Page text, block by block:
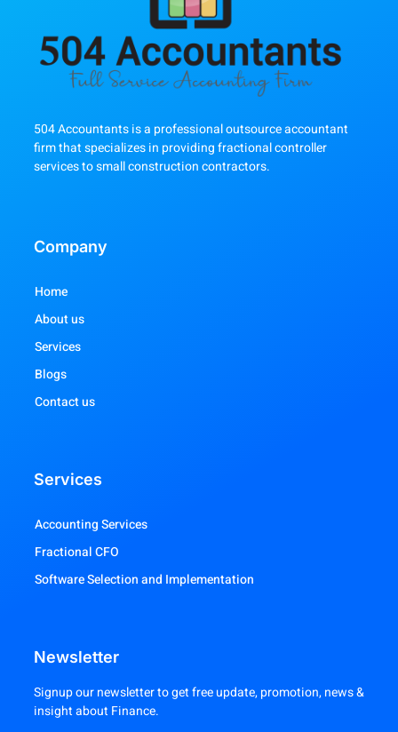
504 Accountants is a professional outsource accountant
firm that specializes in providing fractional controller
services to small construction contractors.
Company
Home
About us
Services
Blogs
Contact us
Services
Accounting Services
Fractional CFO
Software Selection and Implementation
Newsletter
Signup our newsletter to get free update, promotion, news &
insight about Finance.